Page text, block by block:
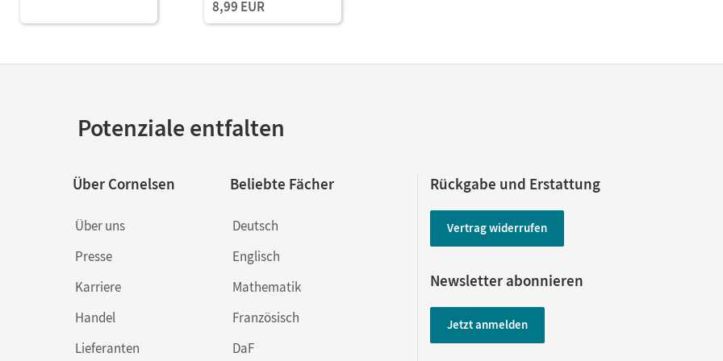
8,99 EUR
Potenziale entfalten
Über Cornelsen
Über uns
Presse
Karriere
Handel
Lieferanten
Beliebte Fächer
Deutsch
Englisch
Mathematik
Französisch
DaF
Rückgabe und Erstattung
Vertrag widerrufen
Newsletter abonnieren
Jetzt anmelden